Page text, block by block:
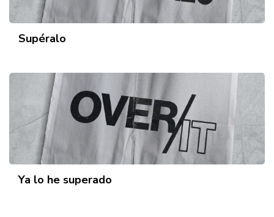
Supéralo
Ya lo he superado